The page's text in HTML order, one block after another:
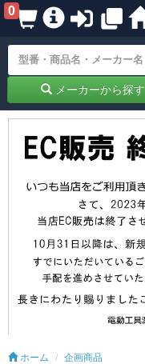
0
メーカーから探す
ホーム 企画商品